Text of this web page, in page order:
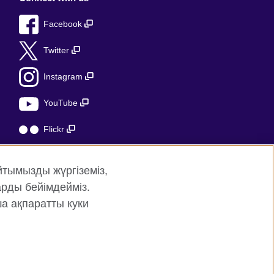
Facebook
Twitter
Instagram
YouTube
Flickr
жүргіземіз,
бейімдейміз.
ақпаратты куки